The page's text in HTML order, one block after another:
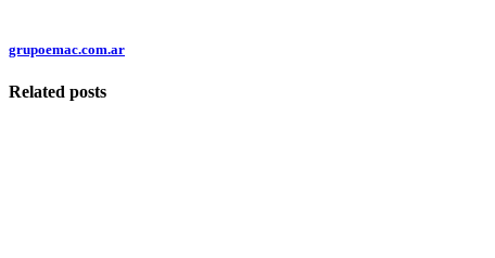
grupoemac.com.ar
Related posts